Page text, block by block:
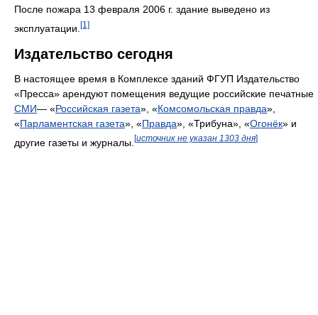
После пожара 13 февраля 2006 г. здание выведено из
эксплуатации. [1]
Издательство сегодня
В настоящее время в Комплексе зданий ФГУП Издательство
«Пресса» арендуют помещения ведущие российские печатные
СМИ— «Российская газета», «Комсомольская правда»,
«Парламентская газета», «Правда», «Трибуна», «Огонёк» и
другие газеты и журналы. [источник не указан 1303 дня]